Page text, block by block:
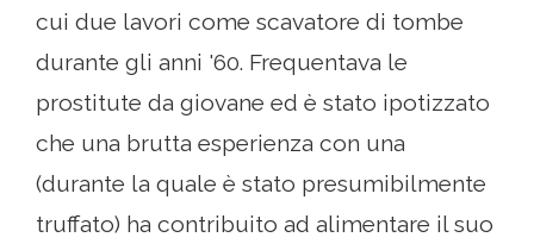
cui due lavori come scavatore di tombe
durante gli anni '60. Frequentava le
prostitute da giovane ed è stato ipotizzato
che una brutta esperienza con una
(durante la quale è stato presumibilmente
truffato) ha contribuito ad alimentare il suo